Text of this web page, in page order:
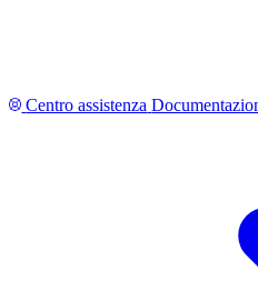
Centro assistenza